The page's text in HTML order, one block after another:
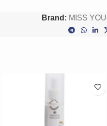
Brand: MISS YOU